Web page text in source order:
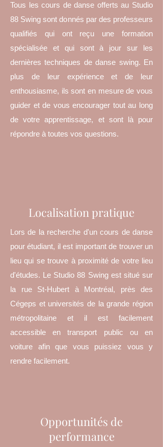
Tous les cours de danse offerts au Studio
88 Swing sont donnés par des professeurs
qualifiés qui ont reçu une formation
spécialisée et qui sont à jour sur les
dernières techniques de danse swing. En
plus de leur expérience et de leur
enthousiasme, ils sont en mesure de vous
guider et de vous encourager tout au long
de votre apprentissage, et sont là pour
répondre à toutes vos questions.
Localisation pratique
Lors de la recherche d'un cours de danse
pour étudiant, il est important de trouver un
lieu qui se trouve à proximité de votre lieu
d'études. Le Studio 88 Swing est situé sur
la rue St-Hubert à Montréal, près des
Cégeps et universités de la grande région
métropolitaine et il est facilement
accessible en transport public ou en
voiture afin que vous puissiez vous y
rendre facilement.
Opportunités de
performance